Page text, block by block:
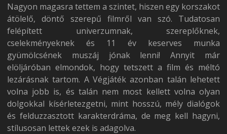
Nagyon magasra tettem a szintet, hiszen egy korszakot
átölelő, döntő szerepű filmről van szó. Tudatosan
felépített univerzumnak, szereplőknek,
cselekményeknek és 11 év keserves munka
gyümölcsének muszáj jónak lenni! Annyit már
elöljáróban elmondok, hogy tetszett a film és méltó
lezárásnak tartom. A Végjáték azonban talán lehetett
volna jobb is, és talán nem most kellett volna olyan
dolgokkal kísérletezgetni, mint hosszú, mély dialógok
és felduzzasztott karakterdráma, de meg kell hagyni,
stílusosan lettek ezek is adagolva.